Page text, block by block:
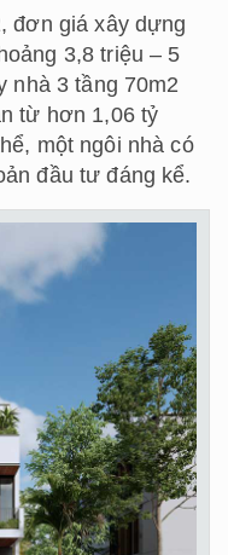
đơn giá xây dựng
3,8 triệu – 5
nhà 3 tầng 70m2
từ hơn 1,06 tỷ
một ngôi nhà có
đầu tư đáng kể.